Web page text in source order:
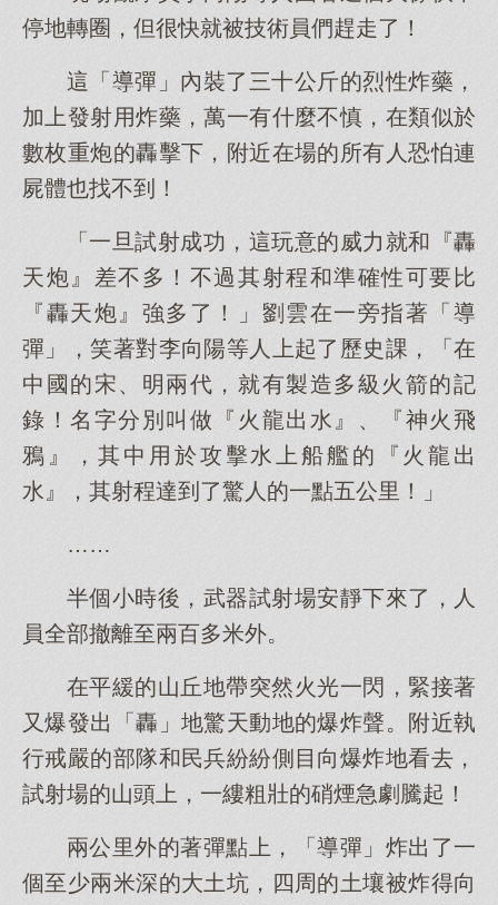
停地轉圈，但很快就被技術員們趕走了！
這「導彈」內裝了三十公斤的烈性炸藥，
加上發射用炸藥，萬一有什麼不慎，在類似於
數枚重炮的轟擊下，附近在場的所有人恐怕連
屍體也找不到！
「一旦試射成功，這玩意的威力就和『轟
天炮』差不多！不過其射程和準確性可要比
『轟天炮』強多了！」劉雲在一旁指著「導
彈」，笑著對李向陽等人上起了歷史課，「在
中國的宋、明兩代，就有製造多級火箭的記
錄！名字分別叫做『火龍出水』、『神火飛
鴉』，其中用於攻擊水上船艦的『火龍出
水』，其射程達到了驚人的一點五公里！」
……
半個小時後，武器試射場安靜下來了，人
員全部撤離至兩百多米外。
在平緩的山丘地帶突然火光一閃，緊接著
又爆發出「轟」地驚天動地的爆炸聲。附近執
行戒嚴的部隊和民兵紛紛側目向爆炸地看去，
試射場的山頭上，一縷粗壯的硝煙急劇騰起！
兩公里外的著彈點上，「導彈」炸出了一
個至少兩米深的大土坑，四周的土壤被炸得向